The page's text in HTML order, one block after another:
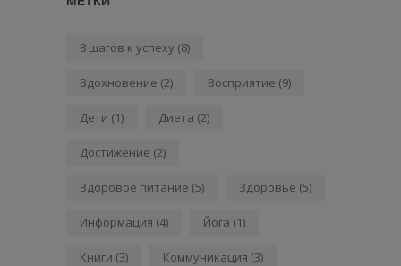
8 шагов к успеху (8)
Вдохновение (2) Восприятие (9)
Дети (1) Диета (2)
Достижение (2)
Здоровое питание (5) Здоровье (5)
Информация (4) Йога (1)
Книги (3) Коммуникация (3)